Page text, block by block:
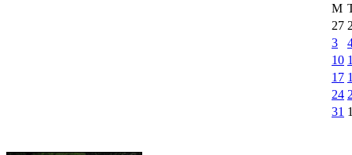
M
27
3
10
17
24
31